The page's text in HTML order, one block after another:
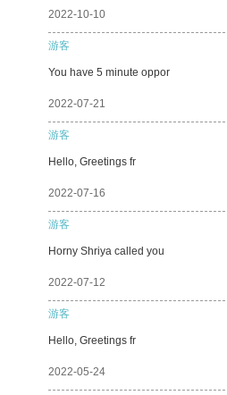
2022-10-10
游客
You have 5 minute oppor
2022-07-21
游客
Hello, Greetings fr
2022-07-16
游客
Horny Shriya called you
2022-07-12
游客
Hello, Greetings fr
2022-05-24